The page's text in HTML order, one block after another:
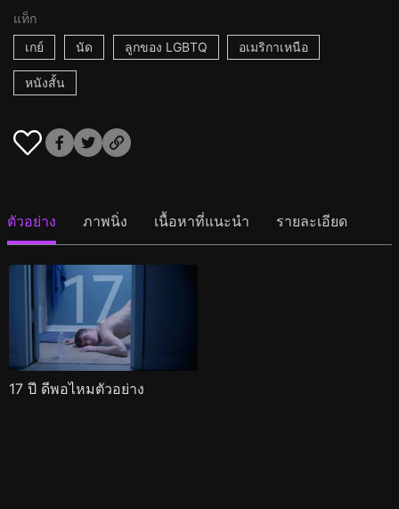
แท็ก
เกย์
นัด ลูกของ LGBTQ อเมริกาเหนือ
หนังสั้น
ตัวอย่าง ภาพนิ่ง เนื้อหาที่แนะนำ รายละเอียด
17 ปี ดีพอไหมตัวอย่าง